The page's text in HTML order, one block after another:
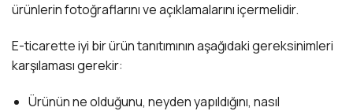
ürünlerin fotoğraflarını ve açıklamalarını içermelidir.
E-ticarette iyi bir ürün tanıtımının aşağıdaki gereksinimleri
karşılaması gerekir:
Ürünün ne olduğunu, neyden yapıldığını, nasıl